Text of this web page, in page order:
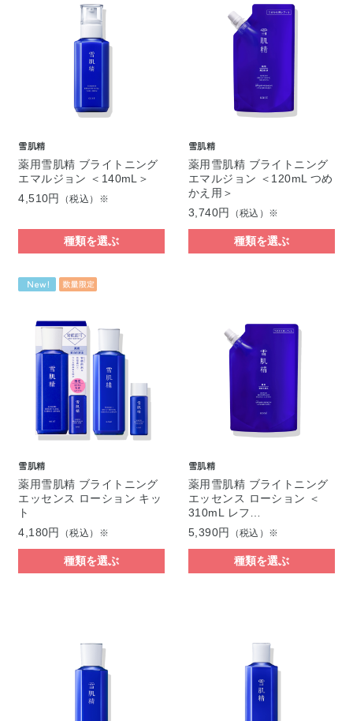
雪肌精
薬用雪肌精 ブライトニング
エマルジョン ＜140mL＞
4,510円
（税込）※
種類を選ぶ
雪肌精
薬用雪肌精 ブライトニング
エマルジョン ＜120mL つめ
かえ用＞
3,740円
（税込）※
種類を選ぶ
雪肌精
薬用雪肌精 ブライトニング
エッセンス ローション キッ
ト
4,180円
（税込）※
種類を選ぶ
雪肌精
薬用雪肌精 ブライトニング
エッセンス ローション ＜
310mL レフ…
5,390円
（税込）※
種類を選ぶ